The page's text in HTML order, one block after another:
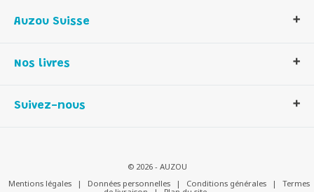
Auzou Suisse
Notre histoire
Contactez-nous
Nos livres
Livres enfants
Suivez-nous
© 2026 - AUZOU
Mentions légales
| Données personnelles | Conditions générales |
Termes